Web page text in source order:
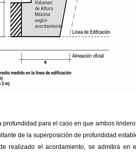
profundidad para el caso en que ambos
de la superposición de profundidad
realizado el acordamiento, se admitirá en